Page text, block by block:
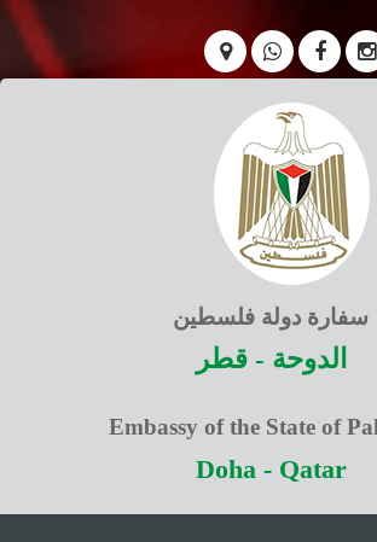
سفارة دولة فلسطين
الدوحة - قطر
Embassy of the State of
Doha - Qatar